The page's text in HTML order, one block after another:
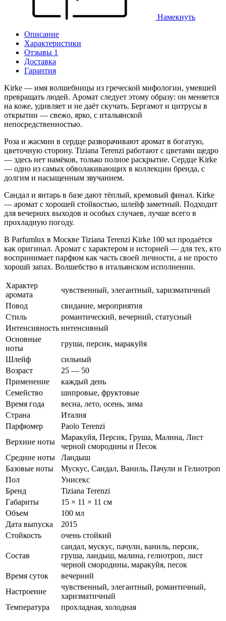
Намекнуть
Описание
Характеристики
Отзывы 1
Доставка
Гарантия
Kirke — имя волшебницы из греческой мифологии, умевшей
превращать людей. Аромат следует этому образу: он меняется
на коже, удивляет и не даёт скучать. Бергамот и цитрусы в
открытии — свежо, ярко, с итальянской
непосредственностью.
Роза и жасмин в сердце разворачивают аромат в богатую,
цветочную сторону. Tiziana Terenzi работают с цветами щедро
— здесь нет намёков, только полное раскрытие. Сердце Kirke
— одно из самых обволакивающих в коллекции бренда, с
долгим и насыщенным звучанием.
Сандал и янтарь в базе дают тёплый, кремовый финал. Kirke
— аромат с хорошей стойкостью, шлейф заметный. Подходит
для вечерних выходов и особых случаев, лучше всего в
прохладную погоду.
В Parfumlux в Москве Tiziana Terenzi Kirke 100 мл продаётся
как оригинал. Аромат с характером и историей — для тех, кто
воспринимает парфюм как часть своей личности, а не просто
хорошй запах. Волшебство в итальянском исполнении.
Характер
аромата
чувственный, элегантный, харизматичный
Повод
свидание, мероприятия
Стиль
романтический, вечерний, статусный
Интенсивность интенсивный
Основные
ноты
груша, персик, маракуйя
Шлейф
сильный
Возраст
25 — 50
Применение
каждый день
Семейство
шипровые, фруктовые
Время года
весна, лето, осень, зима
Страна
Италия
Парфюмер
Paolo Terenzi
Верхние ноты
Маракуйя, Персик, Груша, Малина, Лист
черной смородины и Песок
Средние ноты
Ландыш
Базовые ноты
Мускус, Сандал, Ваниль, Пачули и Гелиотроп
Пол
Унисекс
Бренд
Tiziana Terenzi
Габариты
15 × 11 × 11 см
Объем
100 мл
Дата выпуска
2015
Стойкость
очень стойкий
Состав
сандал, мускус, пачули, ваниль, персик,
груша, ландыш, малина, гелиотроп, лист
черной смородины, маракуйя, песок
Время суток
вечерний
Настроение
чувственный, элегантный, романтичный,
харизматичный
Температура
прохладная, холодная